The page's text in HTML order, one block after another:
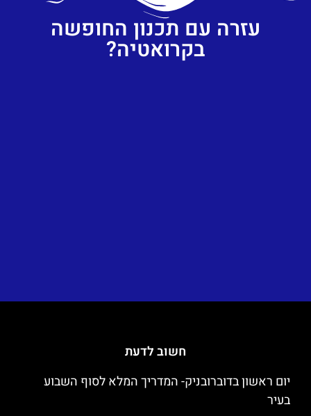
עזרה עם תכנון החופשה
בקרואטיה?
חשוב לדעת
יום ראשון בדוברובניק- המדריך המלא לסוף השבוע
בעיר